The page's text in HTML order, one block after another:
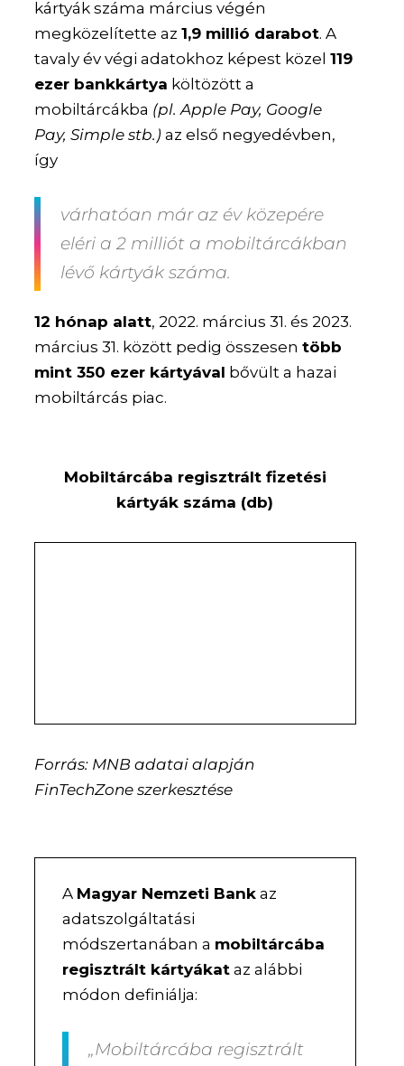
kártyák száma március végén
megközelítette az1,9 millió darabot. A
tavaly év végi adatokhoz képest közel119
ezer bankkártya költözött a
mobiltárcákba (pl. Apple Pay, Google
Pay, Simple stb.) az első negyedévben,
így
várhatóan már az év közepére
eléri a 2 milliót a mobiltárcákban
lévő kártyák száma.
12 hónap alatt, 2022. március 31. és 2023.
március 31. között pedig összesentöbb
mint 350 ezer kártyával bővült a hazai
mobiltárcás piac.
Mobiltárcába regisztrált fizetési
kártyák száma (db)
Forrás: MNB adatai alapján
FinTechZone szerkesztése
A Magyar Nemzeti Bank az
adatszolgáltatási
módszertanában a mobiltárcába
regisztrált kártyákat az alábbi
módon definiálja:
„Mobiltárcába regisztrált